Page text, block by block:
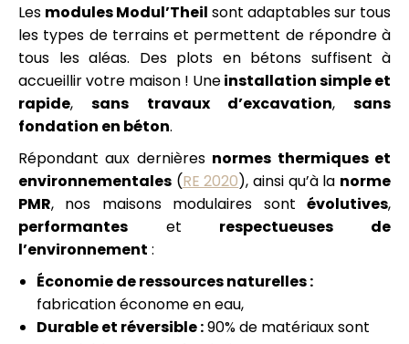
Les modules Modul’Theil sont adaptables sur tous
les types de terrains et permettent de répondre à
tous les aléas. Des plots en bétons suffisent à
accueillir votre maison ! Uneinstallation simple et
rapide,sans travaux d’excavation, sans
fondation en béton.
Répondant aux dernières normes thermiques et
environnementales (RE 2020), ainsi qu’à la norme
PMR, nos maisons modulaires sont évolutives,
performantes et respectueuses de
l’environnement :
Économie de ressources naturelles :
fabrication économe en eau,
Durable et réversible :90% de matériaux sont